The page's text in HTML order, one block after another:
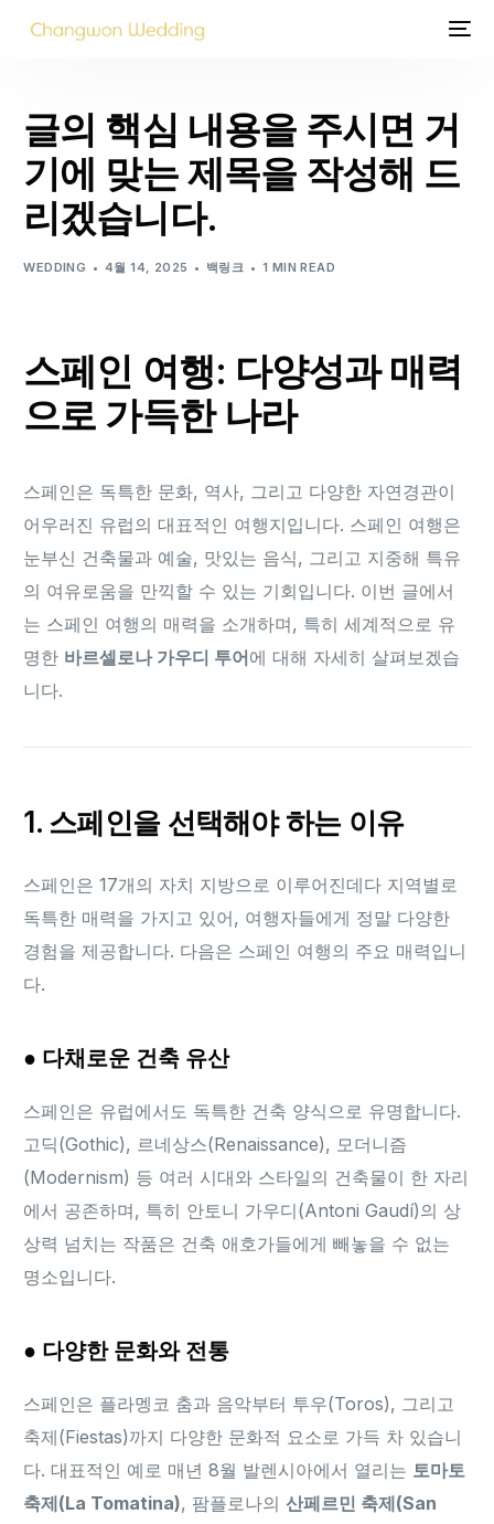
글의 핵심 내용을 주시면 거
기에 맞는 제목을 작성해 드
리겠습니다.
WEDDING 4월 14, 2025 백링크 1 MIN READ
스페인 여행: 다양성과 매력
으로 가득한 나라
스페인은 독특한 문화, 역사, 그리고 다양한 자연경관이
어우러진 유럽의 대표적인 여행지입니다. 스페인 여행은
눈부신 건축물과 예술, 맛있는 음식, 그리고 지중해 특유
의 여유로움을 만끽할 수 있는 기회입니다. 이번 글에서
는 스페인 여행의 매력을 소개하며, 특히 세계적으로 유
명한 바르셀로나 가우디 투어에 대해 자세히 살펴보겠습
니다.
1. 스페인을 선택해야 하는 이유
스페인은 17개의 자치 지방으로 이루어진데다 지역별로
독특한 매력을 가지고 있어, 여행자들에게 정말 다양한
경험을 제공합니다. 다음은 스페인 여행의 주요 매력입니
다.
● 다채로운 건축 유산
스페인은 유럽에서도 독특한 건축 양식으로 유명합니다.
고딕(Gothic), 르네상스(Renaissance), 모더니즘
(Modernism) 등 여러 시대와 스타일의 건축물이 한 자리
에서 공존하며, 특히 안토니 가우디(Antoni Gaudí)의 상
상력 넘치는 작품은 건축 애호가들에게 빼놓을 수 없는
명소입니다.
● 다양한 문화와 전통
스페인은 플라멩코 춤과 음악부터 투우(Toros), 그리고
축제(Fiestas)까지 다양한 문화적 요소로 가득 차 있습니
다. 대표적인 예로 매년 8월 발렌시아에서 열리는 토마토
축제(La Tomatina), 팜플로나의산페르민 축제(San